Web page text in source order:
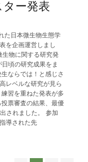
ター発表
た日本微生物生態学
を企画運営しまし
物に関する研究発
頃の研究成果をま
ならでは！と感じさ
レベルな研究が見ら
習を重ねた発表が多
票審査の結果、最優
されました。 参加
導された先